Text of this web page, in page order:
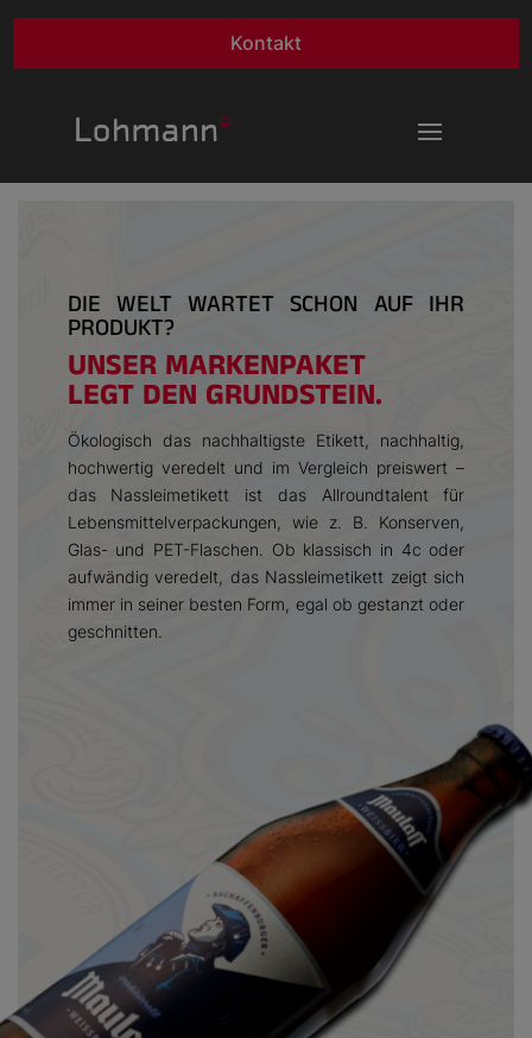
Kontakt
DIE WELT WARTET SCHON AUF IHR
PRODUKT?
UNSER MARKENPAKET
LEGT DEN GRUNDSTEIN.
Ökologisch das nachhaltigste Etikett, nachhaltig,
hochwertig veredelt und im Vergleich preiswert –
das Nassleimetikett ist das Allroundtalent für
Lebensmittelverpackungen, wie z. B. Konserven,
Glas- und PET-Flaschen. Ob klassisch in 4c oder
aufwändig veredelt, das Nassleimetikett zeigt sich
immer in seiner besten Form, egal ob gestanzt oder
geschnitten.